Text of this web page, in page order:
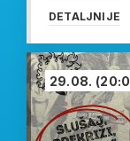
DETALJNIJE
29.08.